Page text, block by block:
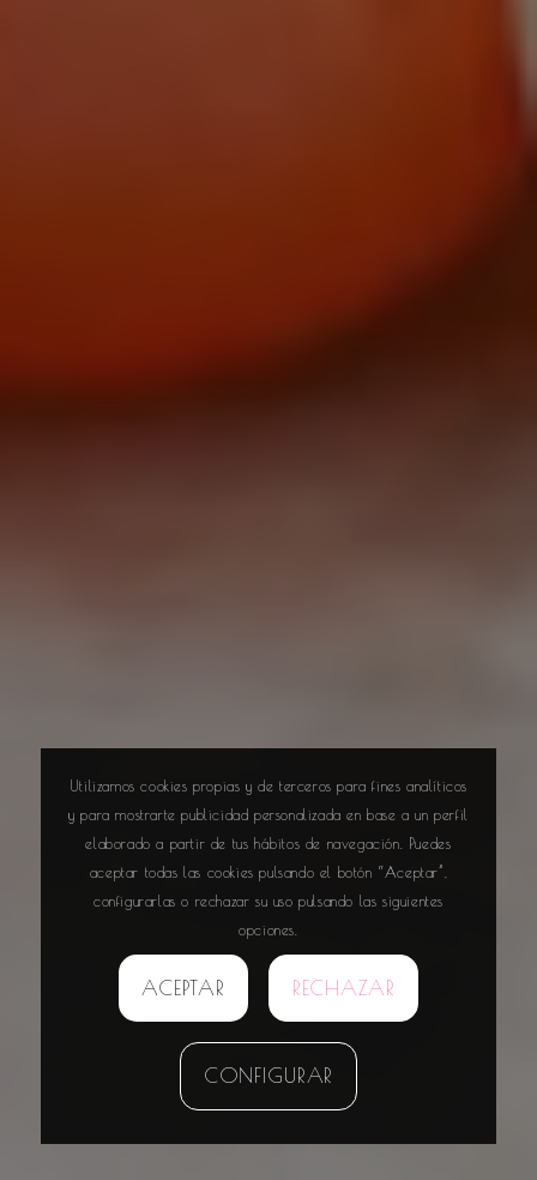
Utilizamos cookies propias y de terceros para fines analíticos
y para mostrarte publicidad personalizada en base a un perfil
elaborado a partir de tus hábitos de navegación. Puedes
aceptar todas las cookies pulsando el botón “Aceptar”,
configurarlas o rechazar su uso pulsando las siguientes
opciones.
ACEPTAR RECHAZAR
CONFIGURAR